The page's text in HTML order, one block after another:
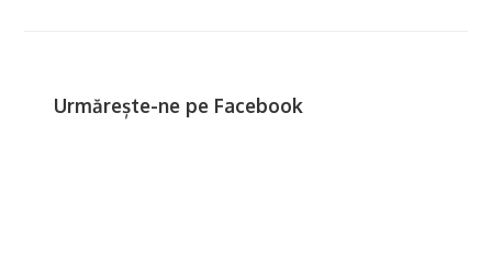
Urmărește-ne pe Facebook